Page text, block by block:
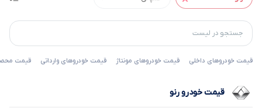
قیمت خودروهای داخلی قیمت خودروهای مونتاژ قیمت خودروهای وارداتی قیمت
قیمت خودرو رنو